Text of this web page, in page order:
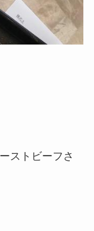
ストビーフさ